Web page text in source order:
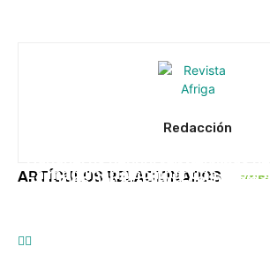
Redacción
ARTÍCULOS RELACIONADOS
mes por la bajada del precio
La maquinaria compartida
Caixa Rural Galega impulsa